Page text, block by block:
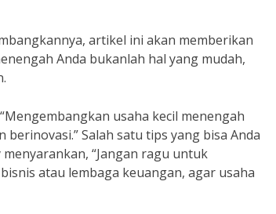
artikel ini akan memberikan
Anda bukanlah hal yang mudah,
usaha kecil menengah
Salah satu tips yang bisa Anda
“Jangan ragu untuk
atau lembaga keuangan, agar usaha